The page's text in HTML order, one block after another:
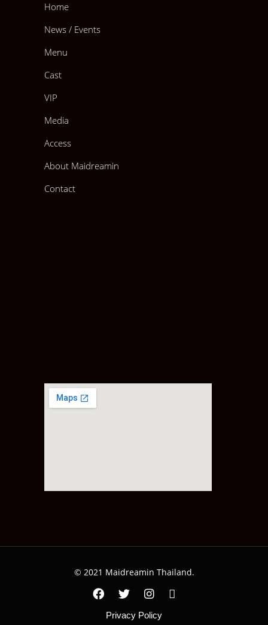
Home
News / Events
Menu
Cast
VIP
Media
Access
About Maidreamin
Contact
© 2021 Maidreamin Thailand.
Privacy Policy